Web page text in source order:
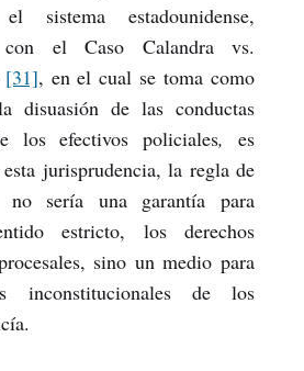
sistema estadounidense,
con el Caso Calandra vs.
[31], en el cual se toma como
disuasión de las conductas
los efectivos policiales,es
jurisprudencia, la regla de
sería una garantía para
estricto, los derechos
sino un medio para
inconstitucionales de los